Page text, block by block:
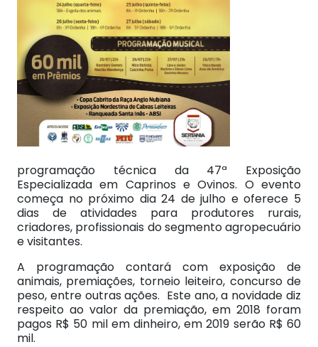
programação técnica da 47ª Exposição
Especializada em Caprinos e Ovinos. O evento
começa no próximo dia 24 de julho e oferece 5
dias de atividades para produtores rurais,
criadores, profissionais do segmento agropecuário
e visitantes.
A programação contará com exposição de
animais, premiações, torneio leiteiro, concurso de
peso, entre outras ações. Este ano, a novidade diz
respeito ao valor da premiação, em 2018 foram
pagos R$ 50 mil em dinheiro, em 2019 serão R$ 60
mil.